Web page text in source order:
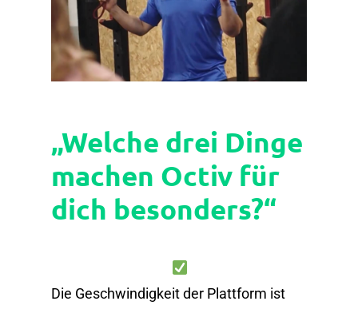
„Welche drei Dinge
machen Octiv für
dich besonders?“
Die Geschwindigkeit der Plattform ist